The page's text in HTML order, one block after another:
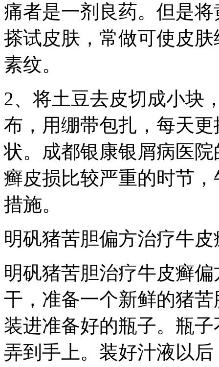
痛者是一剂良药。但是
搽试皮肤，常做可使皮
素纹。
2、将土豆去皮切成小块
布，用绷带包扎，每天
状。成都银康银屑病医
癣皮损比较严重的时节
措施。
明矾猪苦胆偏方治疗牛皮
明矾猪苦胆治疗牛皮癣
干，准备一个新鲜的猪
装进准备好的瓶子。瓶
弄到手上。装好汁液以